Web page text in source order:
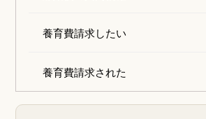
養育費請求したい
養育費請求された